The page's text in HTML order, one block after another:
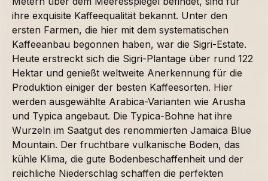
ihre exquisite Kaffeequalität bekannt. Unter den
ersten Farmen, die hier mit dem systematischen
Kaffeeanbau begonnen haben, war die Sigri-Estate.
Heute erstreckt sich die Sigri-Plantage über rund 122
Hektar und genießt weltweite Anerkennung für die
Produktion einiger der besten Kaffeesorten. Hier
werden ausgewählte Arabica-Varianten wie Arusha
und Typica angebaut. Die Typica-Bohne hat ihre
Wurzeln im Saatgut des renommierten Jamaica Blue
Mountain. Der fruchtbare vulkanische Boden, das
kühle Klima, die gute Bodenbeschaffenheit und der
reichliche Niederschlag schaffen die perfekten